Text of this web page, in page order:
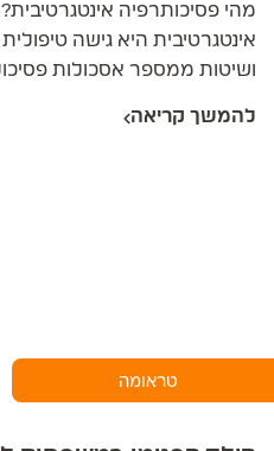
מהי פסיכותרפיה
אינטגרטיבית היא גישה
ושיטות ממספר אסכולות
שיטה אחת שמתאימה לכולם,
להמשך קריאה
טראומה